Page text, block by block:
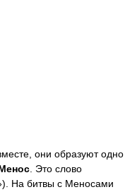
они образуют одно
. Это слово
На битвы с Меносами